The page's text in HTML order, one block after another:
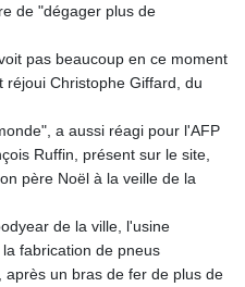
de "dégager plus de
pas beaucoup en ce moment
réjoui Christophe Giffard, du
a aussi réagi pour l'AFP
Ruffin, présent sur le site,
père Noël à la veille de la
de la ville, l'usine
fabrication de pneus
un bras de fer de plus de